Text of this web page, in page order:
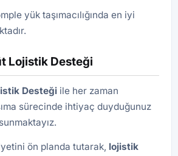
yük taşımacılığında en iyi
Lojistik Desteği
Desteği ile her zaman
sürecinde ihtiyaç duyduğunuz
ön planda tutarak, lojistik